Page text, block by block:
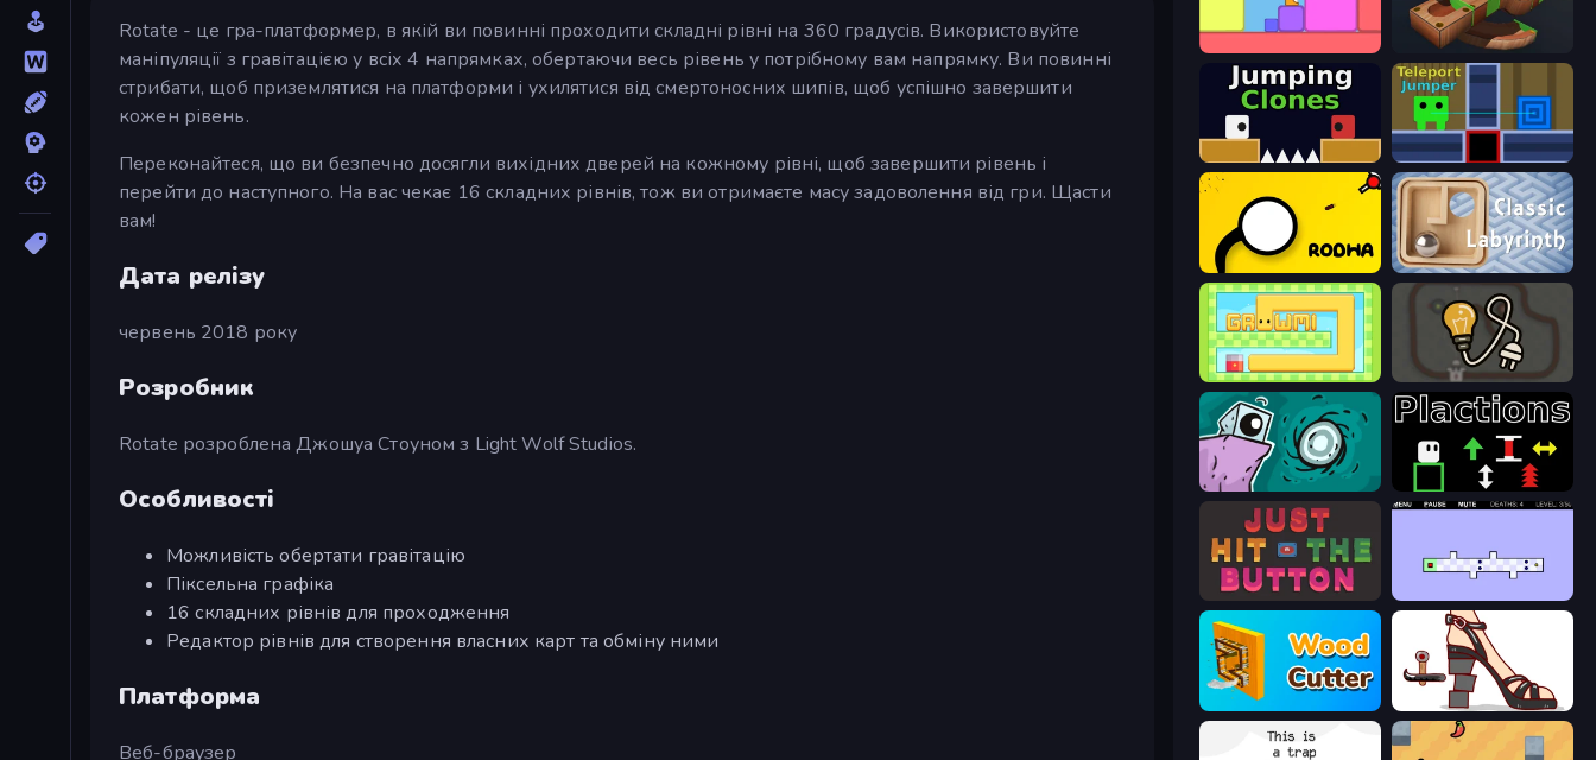
Rotate - це гра-платформер, в якій ви повинні проходити складні рівні на 360 градусів. Використовуйте
маніпуляції з гравітацією у всіх 4 напрямках, обертаючи весь рівень у потрібному вам напрямку. Ви повинні
стрибати, щоб приземлятися на платформи і ухилятися від смертоносних шипів, щоб успішно завершити
кожен рівень.
Переконайтеся, що ви безпечно досягли вихідних дверей на кожному рівні, щоб завершити рівень і
перейти до наступного. На вас чекає 16 складних рівнів, тож ви отримаєте масу задоволення від гри. Щасти
вам!
Дата релізу
червень 2018 року
Розробник
Rotate розроблена Джошуа Стоуном з Light Wolf Studios.
Особливості
Можливість обертати гравітацію
Піксельна графіка
16 складних рівнів для проходження
Редактор рівнів для створення власних карт та обміну ними
Платформа
Веб-браузер
Marble Run
Jumping Clones Teleport Jumper
Rodha Classic Labyrinth 3D
Growmi Light The Lamp
Tilo Plactions
Just Hit the Button
Wood Cutter - Saw Kakato Otoshi